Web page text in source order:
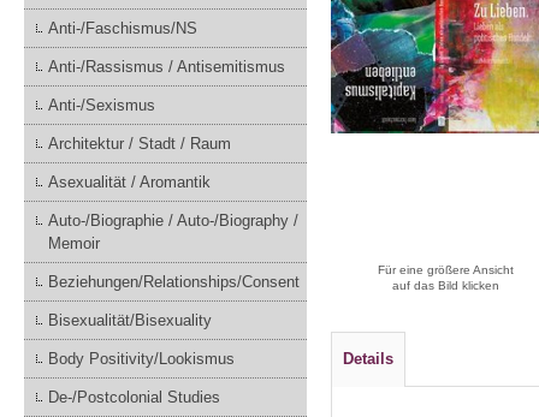
Anti-/Faschismus/NS
Anti-/Rassismus / Antisemitismus
Anti-/Sexismus
Architektur / Stadt / Raum
Asexualität / Aromantik
Auto-/Biographie / Auto-/Biography /
Memoir
Beziehungen/Relationships/Consent
Bisexualität/Bisexuality
Body Positivity/Lookismus
De-/Postcolonial Studies
Für eine größere Ansicht
auf das Bild klicken
Details